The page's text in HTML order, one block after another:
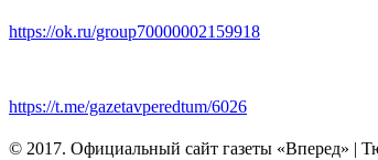
https://ok.ru/group70000002159918
https://t.me/gazetavperedtum/6026
© 2017. Официальный сайт газеты «Вперед» |